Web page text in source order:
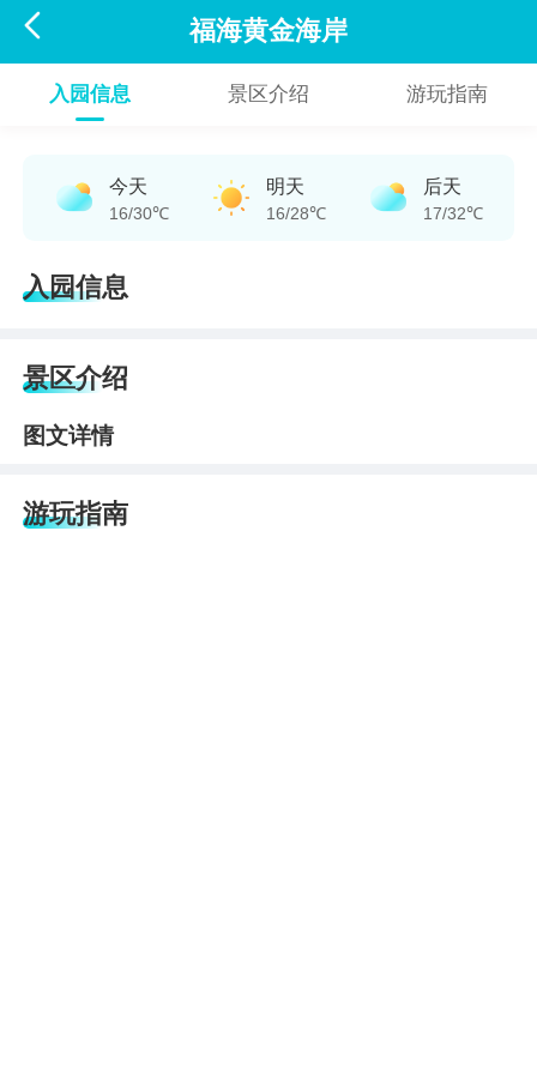
 福海黄金海岸
入园信息 景区介绍 游玩指南
今天
16/30℃
明天
16/28℃
后天
17/32℃
入园信息
景区介绍
图文详情
游玩指南